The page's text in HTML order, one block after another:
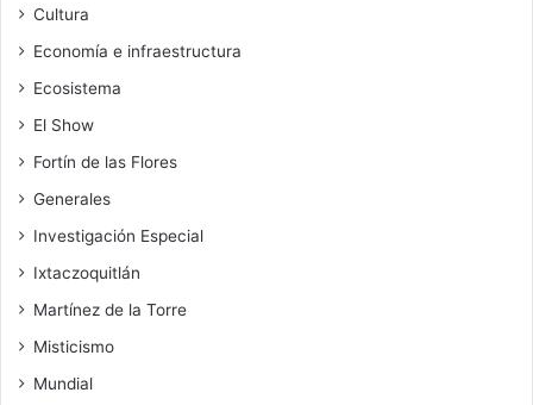
Cultura
Economía e infraestructura
Ecosistema
El Show
Fortín de las Flores
Generales
Investigación Especial
Ixtaczoquitlán
Martínez de la Torre
Misticismo
Mundial